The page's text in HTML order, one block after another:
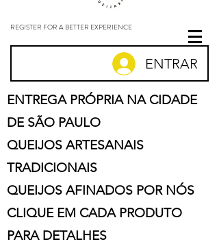
REGISTER FOR A BETTER EXPERIENCE
ENTRAR
ENTREGA PRÓPRIA NA CIDADE
DE SÃO PAULO
QUEIJOS ARTESANAIS
TRADICIONAIS
QUEIJOS AFINADOS POR NÓS
CLIQUE EM CADA PRODUTO
PARA DETALHES